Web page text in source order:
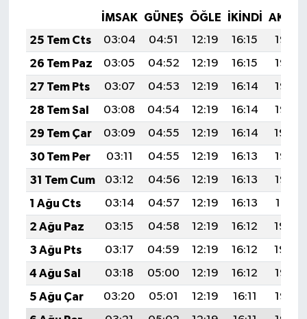
İMSAK GÜNEŞ ÖĞLE İKINDI
25 Tem Cts
03:04 04:51 12:19 16:15
19:38
26 Tem Paz
03:05 04:52 12:19 16:15
19:37
27 Tem Pts
03:07 04:53 12:19 16:14
19:36
28 Tem Sal
03:08 04:54 12:19 16:14
19:35
29 Tem Çar
03:09 04:55 12:19 16:14
19:34
30 Tem Per
03:11 04:55 12:19 16:13
19:33
31 Tem Cum
03:12 04:56 12:19 16:13
19:32
1 Ağu Cts
03:14 04:57 12:19 16:13
19:31
2 Ağu Paz
03:15 04:58 12:19 16:12
19:30
3 Ağu Pts
03:17 04:59 12:19 16:12
19:29
4 Ağu Sal
03:18 05:00 12:19 16:12
19:28
5 Ağu Çar
03:20 05:01 12:19 16:11
19:26